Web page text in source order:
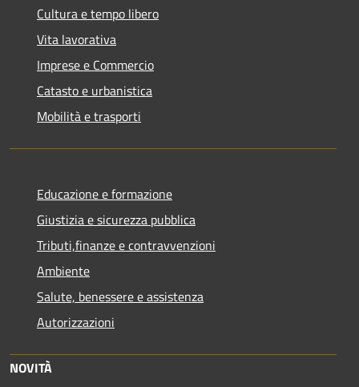
Cultura e tempo libero
Vita lavorativa
Imprese e Commercio
Catasto e urbanistica
Mobilità e trasporti
Educazione e formazione
Giustizia e sicurezza pubblica
Tributi,finanze e contravvenzioni
Ambiente
Salute, benessere e assistenza
Autorizzazioni
NOVITÀ